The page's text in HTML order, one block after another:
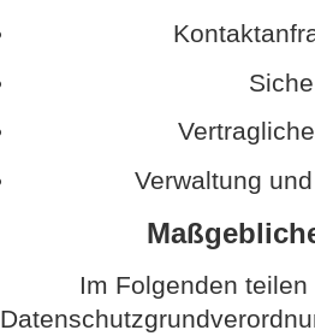
Verwaltung
Im Folgenden